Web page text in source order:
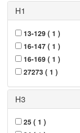
H1
13-129 ( 1 )
16-147 ( 1 )
16-169 ( 1 )
27273 ( 1 )
H3
25 ( 1 )